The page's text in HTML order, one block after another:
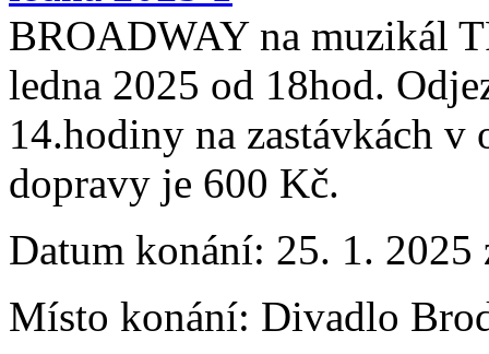
BROADWAY na muzikál
ledna 2025 od 18hod.
14.hodiny na zastávkách v
dopravy je 600 Kč.
Datum konání: 25. 1. 2025
Místo konání: Divadlo